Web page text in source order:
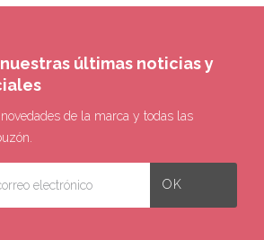
últimas noticias y
de la marca y todas las